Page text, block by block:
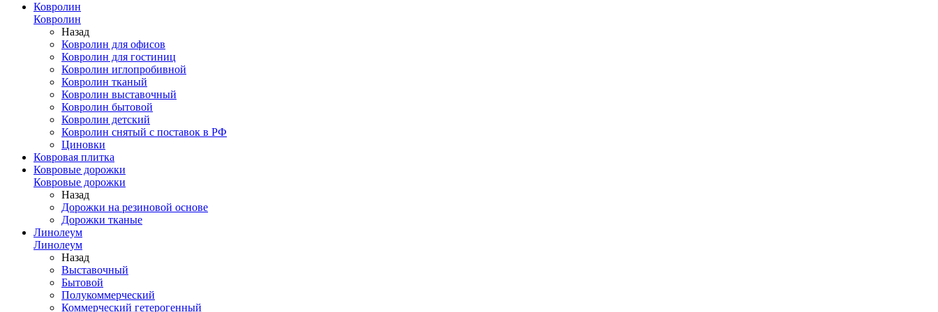
Ковролин
Ковролин
Назад
Ковролин для офисов
Ковролин для гостиниц
Ковролин иглопробивной
Ковролин тканый
Ковролин выставочный
Ковролин бытовой
Ковролин детский
Ковролин снятый с поставок в РФ
Циновки
Ковровая плитка
Ковровые дорожки
Ковровые дорожки
Назад
Дорожки на резиновой основе
Дорожки тканые
Линолеум
Линолеум
Назад
Выставочный
Бытовой
Полукоммерческий
Коммерческий гетерогенный